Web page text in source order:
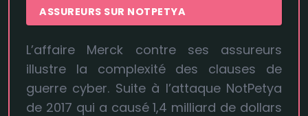
ASSUREURS SUR NOTPETYA
L’affaire Merck contre ses assureurs
illustre la complexité des clauses de
guerre cyber. Suite à l’attaque NotPetya
de 2017 qui a causé 1,4 milliard de dollars